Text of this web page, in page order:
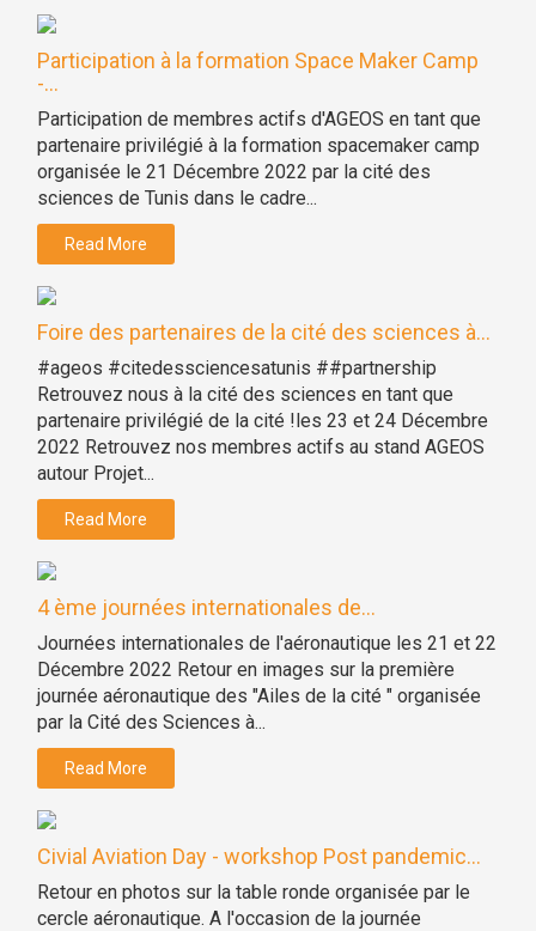
Participation à la formation Space Maker Camp
-...
Participation de membres actifs d'AGEOS en tant que
partenaire privilégié à la formation spacemaker camp
organisée le 21 Décembre 2022 par la cité des
sciences de Tunis dans le cadre...
Read More
Foire des partenaires de la cité des sciences à...
#ageos #citedessciencesatunis ##partnership
Retrouvez nous à la cité des sciences en tant que
partenaire privilégié de la cité !les 23 et 24 Décembre
2022 Retrouvez nos membres actifs au stand AGEOS
autour Projet...
Read More
4 ème journées internationales de...
Journées internationales de l'aéronautique les 21 et 22
Décembre 2022 Retour en images sur la première
journée aéronautique des "Ailes de la cité " organisée
par la Cité des Sciences à...
Read More
Civial Aviation Day - workshop Post pandemic...
Retour en photos sur la table ronde organisée par le
cercle aéronautique. A l'occasion de la journée